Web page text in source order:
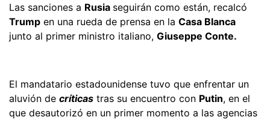
Las sanciones a Rusia seguirán como están, recalcó
Trump en una rueda de prensa en la Casa Blanca
junto al primer ministro italiano, Giuseppe Conte.
El mandatario estadounidense tuvo que enfrentar un
aluvión de críticas tras su encuentro con Putin, en el
que desautorizó en un primer momento a las agencias